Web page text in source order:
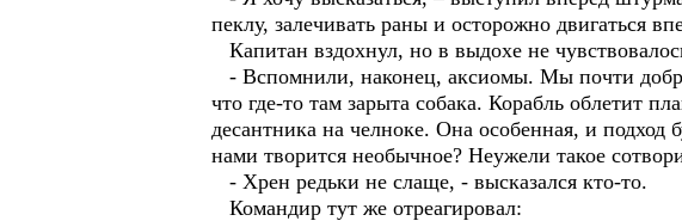
пеклу, залечивать раны и осторожно двигаться
Капитан вздохнул, но в выдохе не
- Вспомнили, наконец, аксиомы. Мы почти
что где-то там зарыта собака. Корабль облетит
десантника на челноке. Она особенная, и
нами творится необычное? Неужели такое
- Хрен редьки не слаще, - высказался кто-то.
Командир тут же отреагировал: